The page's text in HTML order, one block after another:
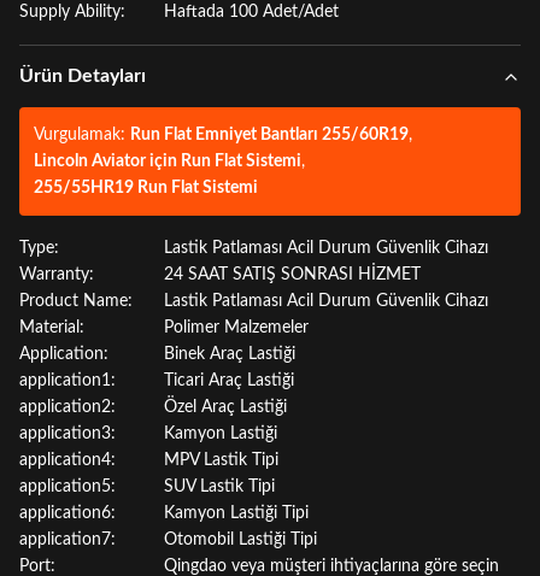
Supply Ability:
Haftada 100 Adet/Adet
Ürün Detayları
Vurgulamak: Run Flat Emniyet Bantları 255/60R19,
Lincoln Aviator için Run Flat Sistemi,
255/55HR19 Run Flat Sistemi
Type:
Lastik Patlaması Acil Durum Güvenlik Cihazı
Warranty:
24 SAAT SATIŞ SONRASI HİZMET
Product Name:
Lastik Patlaması Acil Durum Güvenlik Cihazı
Material:
Polimer Malzemeler
Application:
Binek Araç Lastiği
application1:
Ticari Araç Lastiği
application2:
Özel Araç Lastiği
application3:
Kamyon Lastiği
application4:
MPV Lastik Tipi
application5:
SUV Lastik Tipi
application6:
Kamyon Lastiği Tipi
application7:
Otomobil Lastiği Tipi
Port:
Qingdao veya müşteri ihtiyaçlarına göre seçin